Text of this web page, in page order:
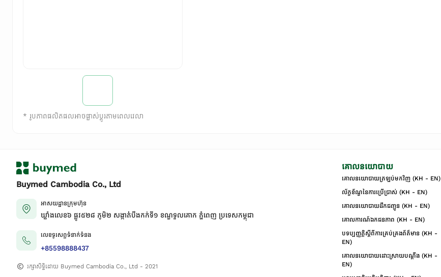
* រូបភាពផលិតផលអាចផ្លាស់ប្តូរតាមពេលវេលា
Buymed Cambodia Co., Ltd
អាសយដ្ឋានក្រុមហ៊ុន
ឃ្លាំងលេខ៦ ផ្លូវ៥២៨ ភូមិ២ សង្កាត់់បឹងកក់ទី១ ខណ្ឌទួលគោក ភ្នំពេញ ប្រទេសកម្ពុជា
លេខទូរសព្ទទំនាក់ទំនង
+85598888437
រក្សាសិទ្ធិដោយ Buymed Cambodia Co., Ltd - 2021
គោលនយោបាយ
គោលនយោបាយត្រឡប់មកវិញ (KH - EN)
ល័ក្ខខ័ណ្ឌនៃការប្រើប្រាស់ (KH - EN)
គោលនយោបាយដឹកជញ្ជូន (KH - EN)
គោលការណ៍ឯកជនភាព (KH - EN)
បទប្បញ្ញត្តិស្តីពីការគ្រប់គ្រងព័ត៌មាន (KH -
EN)
គោលនយោបាយដោះស្រាយបណ្ដឹង (KH -
EN)